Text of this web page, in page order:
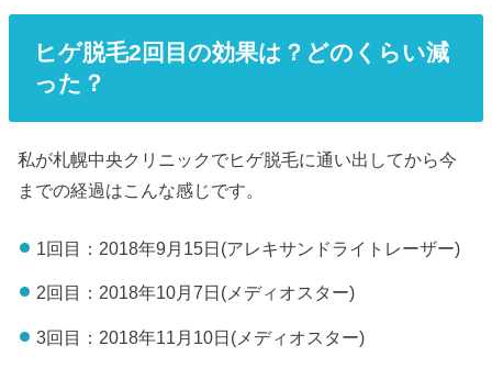
ヒゲ脱毛2回目の効果は？どのくらい減
った？
私が札幌中央クリニックでヒゲ脱毛に通い出してから今
までの経過はこんな感じです。
1回目：2018年9月15日(アレキサンドライトレーザー)
2回目：2018年10月7日(メディオスター)
3回目：2018年11月10日(メディオスター)